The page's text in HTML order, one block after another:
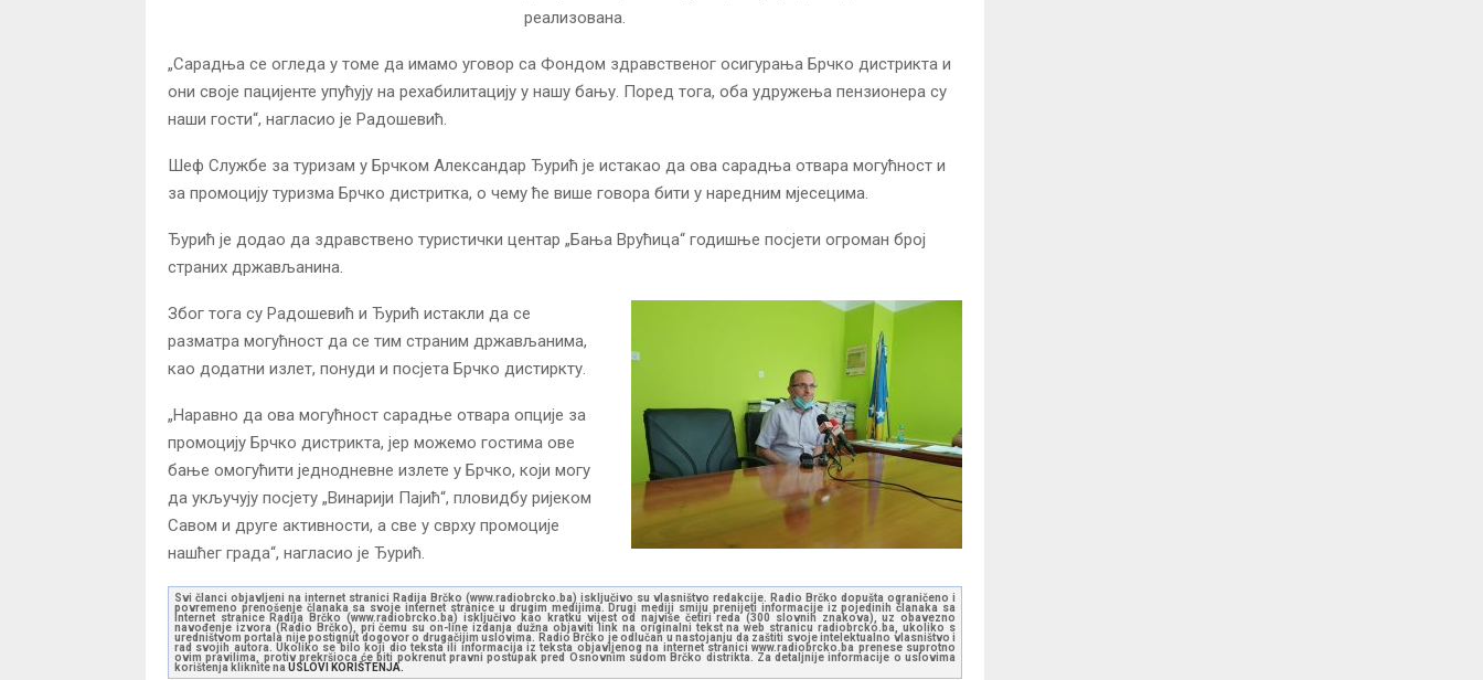
реализована.
„Сарадња се огледа у томе да имамо уговор са Фондом здравственог осигурања Брчко дистрикта и
они своје пацијенте упућују на рехабилитацију у нашу бању. Поред тога, оба удружења пензионера су
наши гости“, нагласио је Радошевић.
Шеф Службе за туризам у Брчком Александар Ђурић је истакао да ова сарадња отвара могућност и
за промоцију туризма Брчко дистритка, о чему ће више говора бити у наредним мјесецима.
Ђурић је додао да здравствено туристички центар „Бања Врућица“ годишње посјети огроман број
страних држављанина.
Због тога су Радошевић и Ђурић истакли да се
разматра могућност да се тим страним држављанима,
као додатни излет, понуди и посјета Брчко дистиркту.
„Наравно да ова могућност сарадње отвара опције за
промоцију Брчко дистрикта, јер можемо гостима ове
бање омогућити једнодневне излете у Брчко, који могу
да укључују посјету „Винарији Пајић“, пловидбу ријеком
Савом и друге активности, а све у сврху промоције
нашћег града“, нагласио је Ђурић.
Svi članci objavljeni na internet stranici Radija Brčko (www.radiobrcko.ba) isključivo su vlasništvo redakcije. Radio Brčko dopušta ograničeno i
povremeno prenošenje članaka sa svoje internet stranice u drugim medijima. Drugi mediji smiju prenijeti informacije iz pojedinih članaka sa
Internet stranice Radija Brčko (www.radiobrcko.ba) isključivo kao kratku vijest od najviše četiri reda (300 slovnih znakova), uz obavezno
navođenje izvora (Radio Brčko), pri čemu su on-line izdanja dužna objaviti link na originalni tekst na web stranicu radiobrcko.ba, ukoliko s
uredništvom portala nije postignut dogovor o drugačijim uslovima. Radio Brčko je odlučan u nastojanju da zaštiti svoje intelektualno vlasništvo i
rad svojih autora. Ukoliko se bilo koji dio teksta ili informacija iz teksta objavljenog na internet stranici www.radiobrcko.ba prenese suprotno
ovim pravilima, protiv prekršioca će biti pokrenut pravni postupak pred Osnovnim sudom Brčko distrikta. Za detaljnije informacije o uslovima
korištenja kliknite na USLOVI KORIŠTENJA.